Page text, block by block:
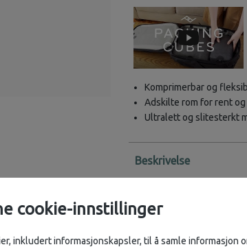
Komprimerbar og
Adskilte rom for rent
Ultralett og slitesterkt
Beskrivelse
Smarte
Peak Design Packing
oversiktlig. Med
kontroll på klær og utstyr
cookie-innstillinger
inkludert informasjonskapsler, til å samle informasjon